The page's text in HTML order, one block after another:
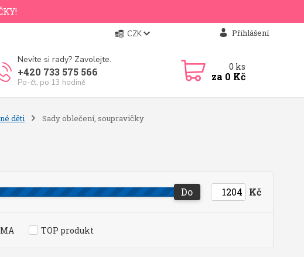
CZK Přihlášení
Nevíte si rady? Zavolejte.
+420 733 575 566
Po-čt, po 13 hodině
0 ks
za 0 Kč
děti Sady oblečení, soupravičky
Do Kč
TOP produkt